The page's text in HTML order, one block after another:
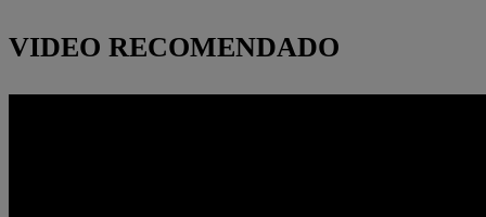
VIDEO RECOMENDADO